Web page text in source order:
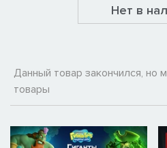
Нет в
Данный товар закончился, но
товары